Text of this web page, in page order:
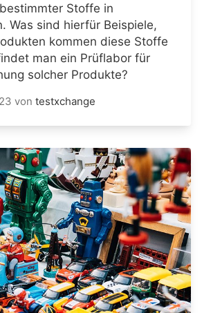
Stoffe in
Was sind hierfür Beispiele,
kommen diese Stoffe
man ein Prüflabor für
solcher Produkte?
von testxchange